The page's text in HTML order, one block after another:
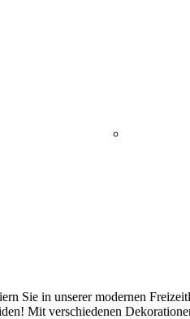
Sie in unserer modernen
Mit verschiedenen